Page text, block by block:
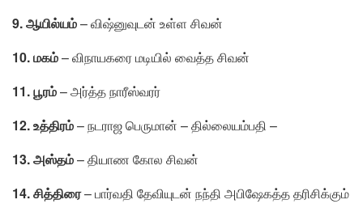
9. ஆயில்யம்– விஷ்னுவுடன் உள்ள சிவன்
10. மகம்– விநாயகரை மடியில் வைத்த சிவன்
11. பூரம்– அர்த்த நாரீஸ்வரர்
12. உத்திரம்– நடராஜ பெருமான் – தில்லையம்பதி –
13. அஸ்தம்– தியாண கோல சிவன்
14. சித்திரை– பார்வதி தேவியுடன் நந்தி அபிஷேகத்த தரிசிக்கும்